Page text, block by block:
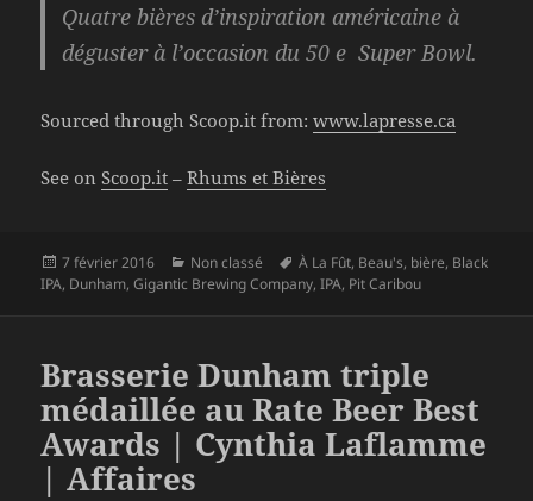
Quatre bières d’inspiration américaine à
déguster à l’occasion du 50 e Super Bowl.
Sourced through Scoop.it from:www.lapresse.ca
See onScoop.it –Rhums et Bières
Publié
le
7 février 2016 Catégories
Non classé
Mots-
clés
À La Fût, Beau's, bière, Black
IPA, Dunham,Gigantic Brewing Company,IPA, Pit Caribou
Brasserie Dunham triple
médaillée au Rate Beer Best
Awards | Cynthia Laflamme
| Affaires